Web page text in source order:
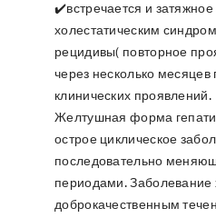
✔️встречается и затяжное
холестатическим
рецидивы( повторное
через несколько месяцев
клинических проявлений.
Желтушная форма
острое циклическое
последовательно
периодами. Заболевание
доброкачественным